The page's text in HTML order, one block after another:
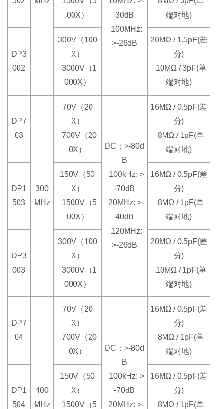
30dB
100MHz:
>-26dB
00X）
端对地)
DP3
002
300V（100
X）
3000V（1
000X）
20MΩ / 1.5pF(差
分)
10MΩ / 3pF(单
端对地)
DP7
03
300
MHz
70V（20
X）
700V（20
0X）
DC：>-80d
B
100kHz: >
-70dB
20MHz: >-
40dB
120MHz:
>-26dB
16MΩ / 0.5pF(差
分)
8MΩ / 1pF(单
端对地)
DP1
503
150V（50
X）
1500V（5
00X）
16MΩ / 0.5pF(差
分)
8MΩ / 1pF(单
端对地)
DP3
003
300V（100
X）
3000V（1
000X）
20MΩ / 0.5pF(差
分)
10MΩ / 1pF(单
端对地)
DP7
04
400
MHz
70V（20
X）
700V（20
0X）
DC：>-80d
B
100kHz: >
-70dB
20MHz: >-
16MΩ / 0.5pF(差
分)
8MΩ / 1pF(单
端对地)
DP1
504
150V（50
X）
1500V（5
16MΩ / 0.5pF(差
分)
8MΩ / 1pF(单